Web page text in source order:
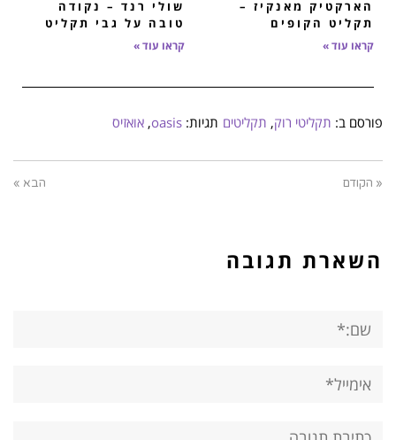
הארקטיק מאנקיז –
תקליט הקופים
קראו עוד »
שולי רנד – נקודה
טובה על גבי תקליט
קראו עוד »
פורסם ב: תקליטי רוק, תקליטים תגיות: oasis
, אואזיס
« הקודם הבא »
השארת תגובה
תגובה: